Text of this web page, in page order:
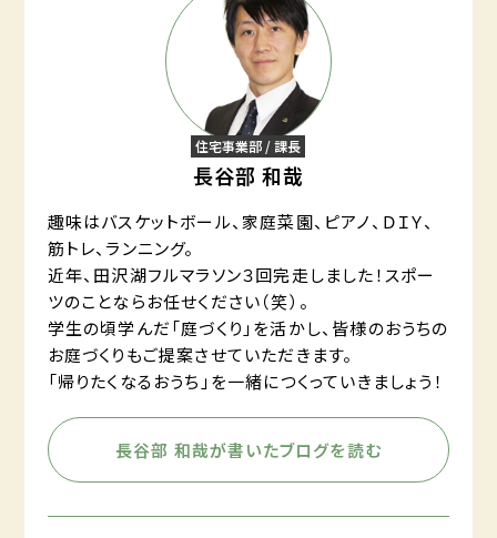
住宅事業部 / 課長
長谷部 和哉
趣味はバスケットボール、家庭菜園、ピアノ、ＤＩＹ、
筋トレ、ランニング。
近年、田沢湖フルマラソン３回完走しました！スポー
ツのことならお任せください（笑）。
学生の頃学んだ「庭づくり」を活かし、皆様のおうちの
お庭づくりもご提案させていただきます。
「帰りたくなるおうち」を一緒につくっていきましょう！
長谷部 和哉が書いたブログを読む